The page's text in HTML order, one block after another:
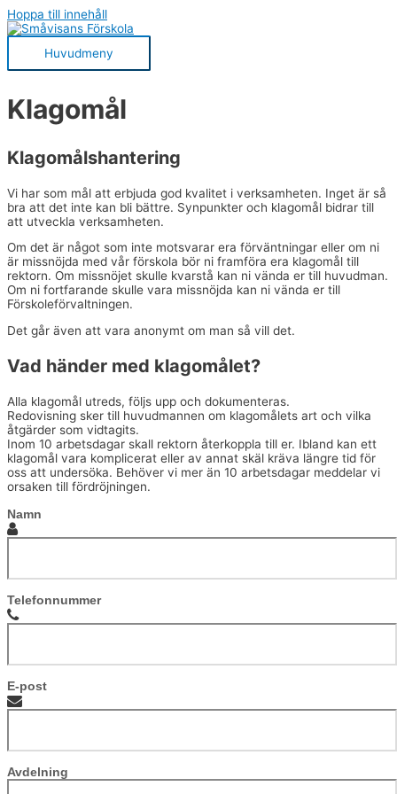
Hoppa till innehåll
Huvudmeny
Klagomål
Klagomålshantering
Vi har som mål att erbjuda god kvalitet i verksamheten. Inget är så
bra att det inte kan bli bättre. Synpunkter och klagomål bidrar till
att utveckla verksamheten.
Om det är något som inte motsvarar era förväntningar eller om ni
är missnöjda med vår förskola bör ni framföra era klagomål till
rektorn. Om missnöjet skulle kvarstå kan ni vända er till huvudman.
Om ni fortfarande skulle vara missnöjda kan ni vända er till
Förskoleförvaltningen.
Det går även att vara anonymt om man så vill det.
Vad händer med klagomålet?
Alla klagomål utreds, följs upp och dokumenteras.
Redovisning sker till huvudmannen om klagomålets art och vilka
åtgärder som vidtagits.
Inom 10 arbetsdagar skall rektorn återkoppla till er. Ibland kan ett
klagomål vara komplicerat eller av annat skäl kräva längre tid för
oss att undersöka. Behöver vi mer än 10 arbetsdagar meddelar vi
orsaken till fördröjningen.
Namn
Telefonnummer
E-post
Avdelning